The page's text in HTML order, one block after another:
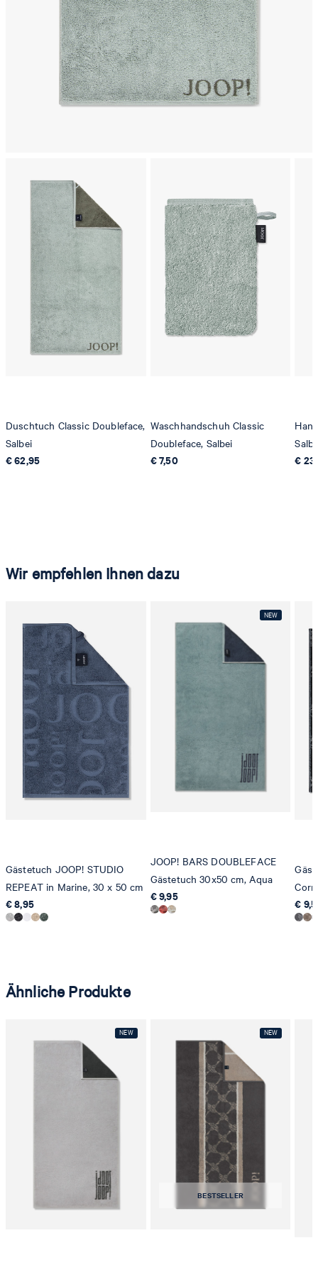
chemische Reinigung mit Perchlorethylen
Duschtuch Classic Doubleface,
Salbei
€ 62,95
Waschhandschuh Classic
Doubleface, Salbei
€ 7,50
€
Wir empfehlen Ihnen dazu
Gästetuch JOOP! STUDIO
REPEAT in Marine, 30 x 50 cm
€ 8,95
JOOP! BARS DOUBLEFACE
Gästetuch 30x50 cm, Aqua
€ 9,95
€
Ähnliche Produkte
BESTSELLER